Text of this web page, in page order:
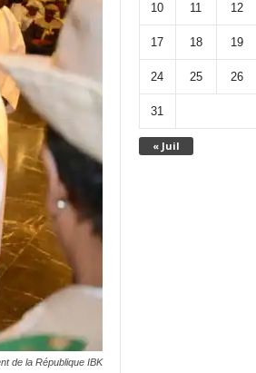
de la République IBK
« Juil
10 11 12
17 18 19
24 25 26
31